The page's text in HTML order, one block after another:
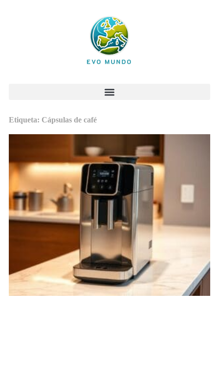
Etiqueta: Cápsulas de café